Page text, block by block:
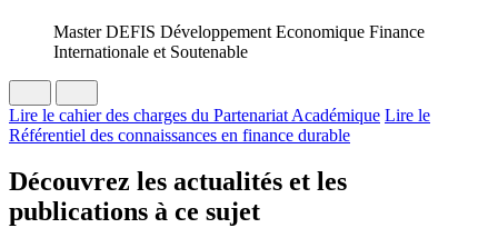
Master DEFIS Développement Economique Finance
Internationale et Soutenable
Lire le cahier des charges du Partenariat Académique Lire le
Référentiel des connaissances en finance durable
Découvrez les actualités et les
publications à ce sujet